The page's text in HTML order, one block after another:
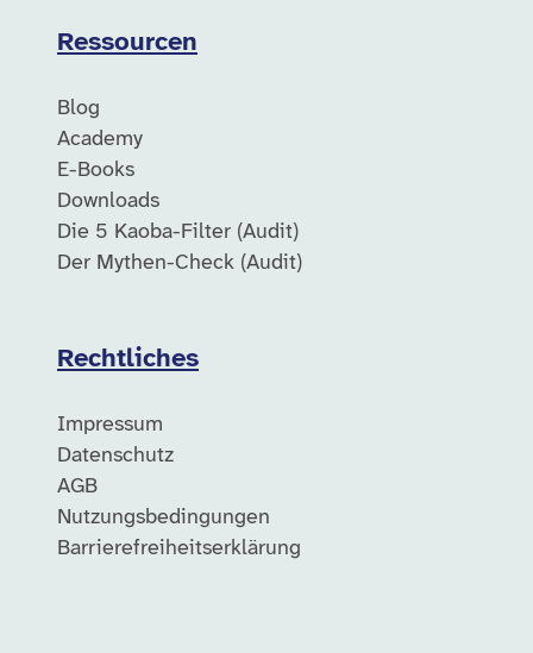
Ressourcen
Blog
Academy
E-Books
Downloads
Die 5 Kaoba-Filter (Audit)
Der Mythen-Check (Audit)
Rechtliches
Impressum
Datenschutz
AGB
Nutzungsbedingungen
Barrierefreiheitserklärung